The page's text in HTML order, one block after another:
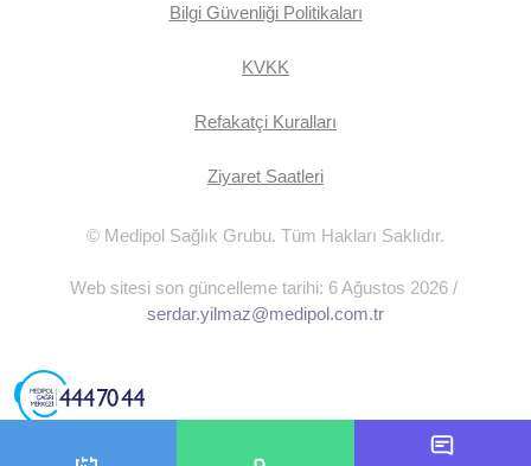
Bilgi Güvenliği Politikaları
KVKK
Refakatçi Kuralları
Ziyaret Saatleri
© Medipol Sağlık Grubu. Tüm Hakları Saklıdır.
Web sitesi son güncelleme tarihi: 6 Ağustos 2026 /
serdar.yilmaz@medipol.com.tr